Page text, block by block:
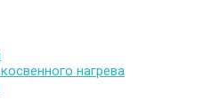
нагрева